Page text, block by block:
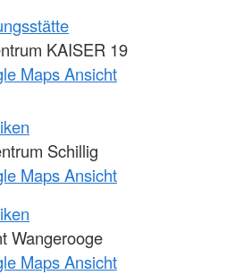
KAISER 19
Maps Ansicht
Schillig
Maps Ansicht
Wangerooge
Maps Ansicht